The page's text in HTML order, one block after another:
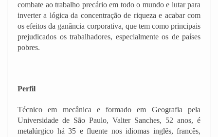
combate ao trabalho precário em todo o mundo e lutar para
inverter a lógica da concentração de riqueza e acabar com
os efeitos da ganância corporativa, que tem como principais
prejudicados os trabalhadores, especialmente os de países
pobres.
Perfil
Técnico em mecânica e formado em Geografia pela
Universidade de São Paulo, Valter Sanches, 52 anos, é
metalúrgico há 35 e fluente nos idiomas inglês, francês,